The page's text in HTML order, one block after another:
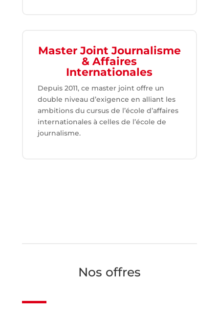
Master Joint Journalisme
& Affaires
Internationales
Depuis 2011, ce master joint offre un
double niveau d’exigence en alliant les
ambitions du cursus de l’école d’affaires
internationales à celles de l’école de
journalisme.
Nos offres